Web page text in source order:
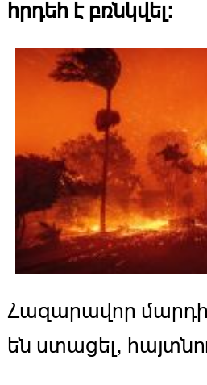
հրդեհ է բռնկվել:
Հազարավոր
են ստացել,